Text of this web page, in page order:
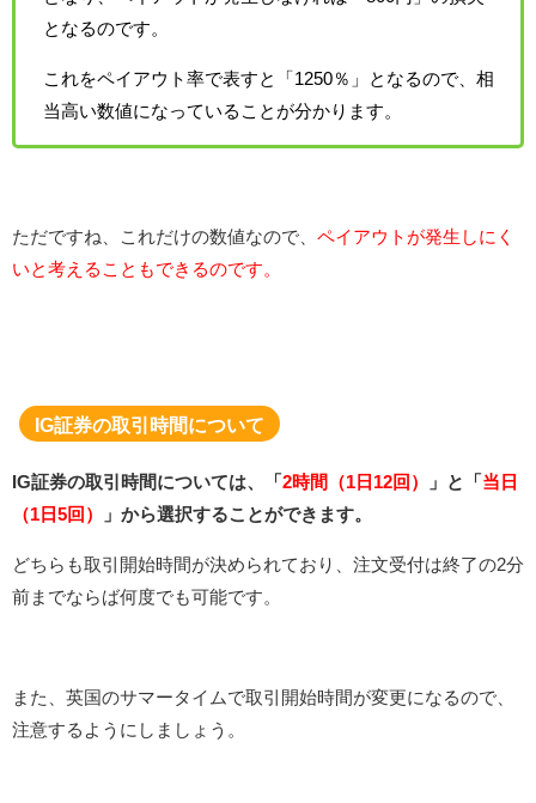
となるのです。
これをペイアウト率で表すと「1250％」となるので、相
当高い数値になっていることが分かります。
ただですね、これだけの数値なので、 ペイアウトが発生しにく
いと考えることもできるのです。
IG証券の取引時間について
IG証券の取引時間については、「 2時間（1日12回） 」と「 当日
（1日5回）
」から選択することができます。
どちらも取引開始時間が決められており、注文受付は終了の2分
前までならば何度でも可能です。
また、英国のサマータイムで取引開始時間が変更になるので、
注意するようにしましょう。